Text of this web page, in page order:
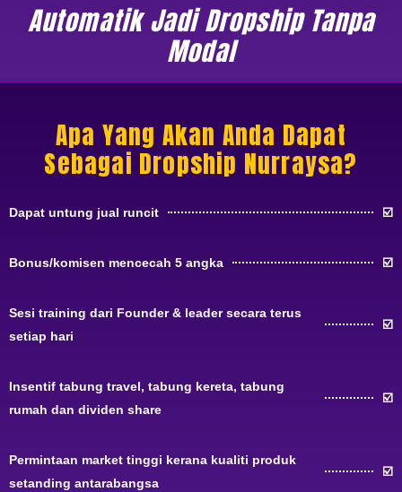
Automatik Jadi Dropship Tanpa
Modal
Apa Yang Akan Anda Dapat
Sebagai Dropship Nurraysa?
Dapat untung jual runcit ☑️
Bonus/komisen mencecah 5 angka ☑️
Sesi training dari Founder & leader secara terus
setiap hari
☑️
Insentif tabung travel, tabung kereta, tabung
rumah dan dividen share
☑️
Permintaan market tinggi kerana kualiti produk
setanding antarabangsa
☑️